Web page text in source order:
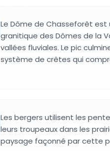
Le Dôme de Chasseforêt
granitique des Dômes de la
vallées fluviales. Le pic
système de crêtes qui
Les bergers utilisent les
leurs troupeaux dans les
paysage façonné par cette